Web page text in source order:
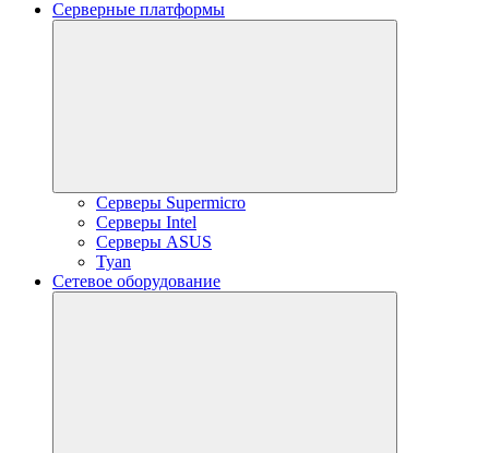
Серверные платформы
Серверы Supermicro
Серверы Intel
Серверы ASUS
Tyan
Сетевое оборудование